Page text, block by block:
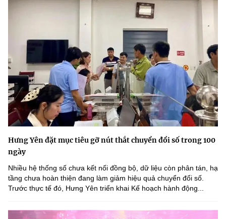
Hưng Yên đặt mục tiêu gỡ nút thắt chuyển đổi số trong 100
ngày
Nhiều hệ thống số chưa kết nối đồng bộ, dữ liệu còn phân tán, hạ
tầng chưa hoàn thiện đang làm giảm hiệu quả chuyển đổi số.
Trước thực tế đó, Hưng Yên triển khai Kế hoạch hành động...